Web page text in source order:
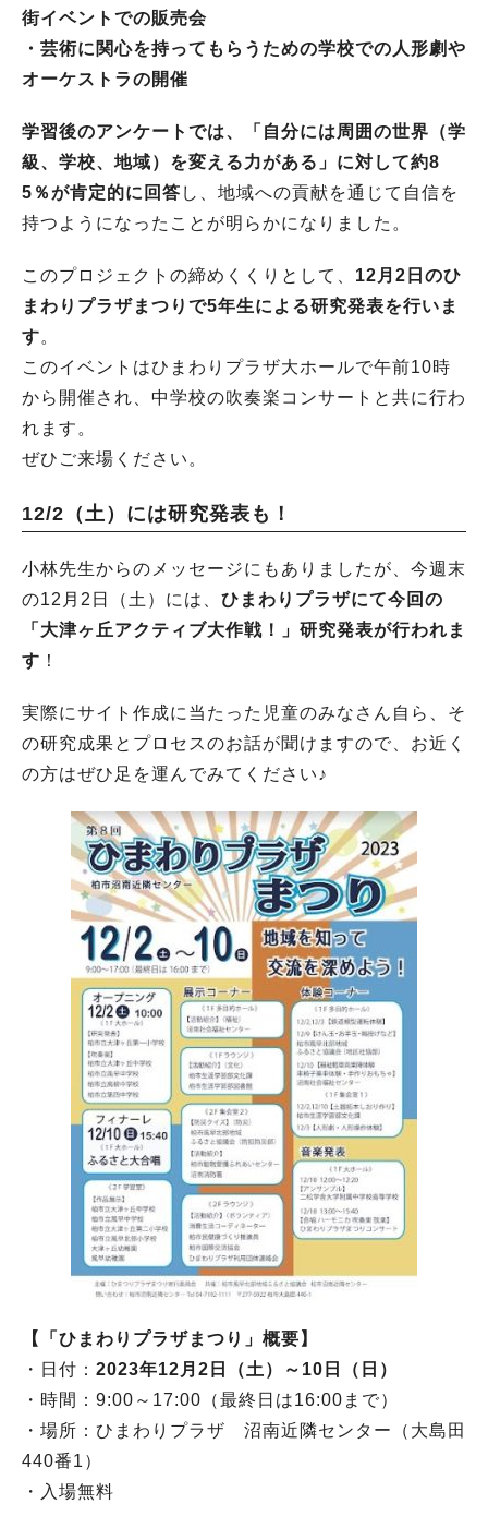
街イベントでの販売会
・芸術に関心を持ってもらうための学校での人形劇や
オーケストラの開催
学習後のアンケートでは、「自分には周囲の世界（学
級、学校、地域）を変える力がある」に対して約8
5％が肯定的に回答 し、地域への貢献を通じて自信を
持つようになったことが明らかになりました。
このプロジェクトの締めくくりとして、 12月2日のひ
まわりプラザまつりで5年生による研究発表を行いま
す。
このイベントはひまわりプラザ大ホールで午前10時
から開催され、中学校の吹奏楽コンサートと共に行わ
れます。
ぜひご来場ください。
12/2（土）には研究発表も！
小林先生からのメッセージにもありましたが、今週末
の12月2日（土）には、 ひまわりプラザにて今回の
「大津ヶ丘アクティブ大作戦！」研究発表が行われま
す ！
実際にサイト作成に当たった児童のみなさん自ら、そ
の研究成果とプロセスのお話が聞けますので、お近く
の方はぜひ足を運んでみてください♪
【「ひまわりプラザまつり」概要】
・日付： 2023年12月2日（土）～10日（日）
・時間：9:00～17:00（最終日は16:00まで）
・場所：ひまわりプラザ 沼南近隣センター（大島田
440番1）
・入場無料